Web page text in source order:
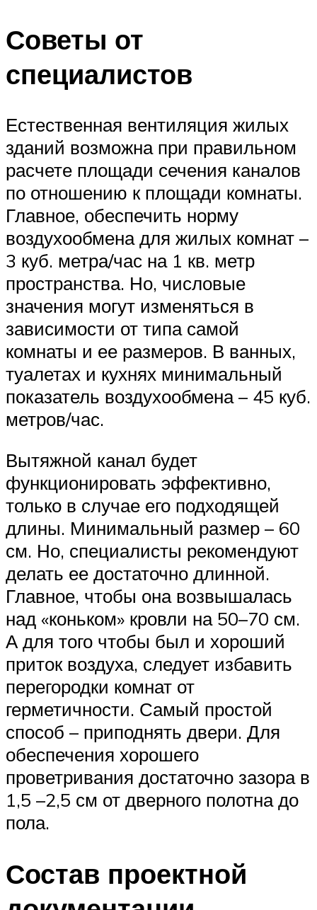
Советы от
специалистов
Естественная вентиляция жилых
зданий возможна при правильном
расчете площади сечения каналов
по отношению к площади комнаты.
Главное, обеспечить норму
воздухообмена для жилых комнат –
3 куб. метра/час на 1 кв. метр
пространства. Но, числовые
значения могут изменяться в
зависимости от типа самой
комнаты и ее размеров. В ванных,
туалетах и кухнях минимальный
показатель воздухообмена – 45 куб.
метров/час.
Вытяжной канал будет
функционировать эффективно,
только в случае его подходящей
длины. Минимальный размер – 60
см. Но, специалисты рекомендуют
делать ее достаточно длинной.
Главное, чтобы она возвышалась
над «коньком» кровли на 50–70 см.
А для того чтобы был и хороший
приток воздуха, следует избавить
перегородки комнат от
герметичности. Самый простой
способ – приподнять двери. Для
обеспечения хорошего
проветривания достаточно зазора в
1,5 –2,5 см от дверного полотна до
пола.
Состав проектной